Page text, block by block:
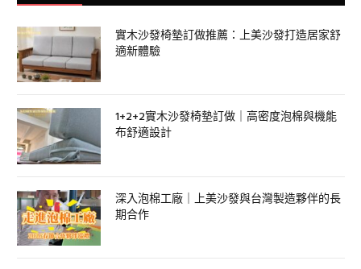
實木沙發椅墊訂做推薦：上美沙發打造居家舒
適新體驗
1+2+2實木沙發椅墊訂做｜高密度泡棉與機能
布舒適設計
深入泡棉工廠｜上美沙發與台灣製造夥伴的長
期合作